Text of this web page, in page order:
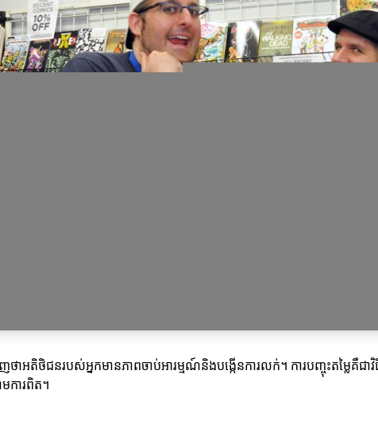
ថាអតិថិជនរបស់អ្នកមានភាពចាប់អារម្មណ៍និងបង្កើនការលក់។ ការបញ្ចុះតម្លៃ
ការពិត។